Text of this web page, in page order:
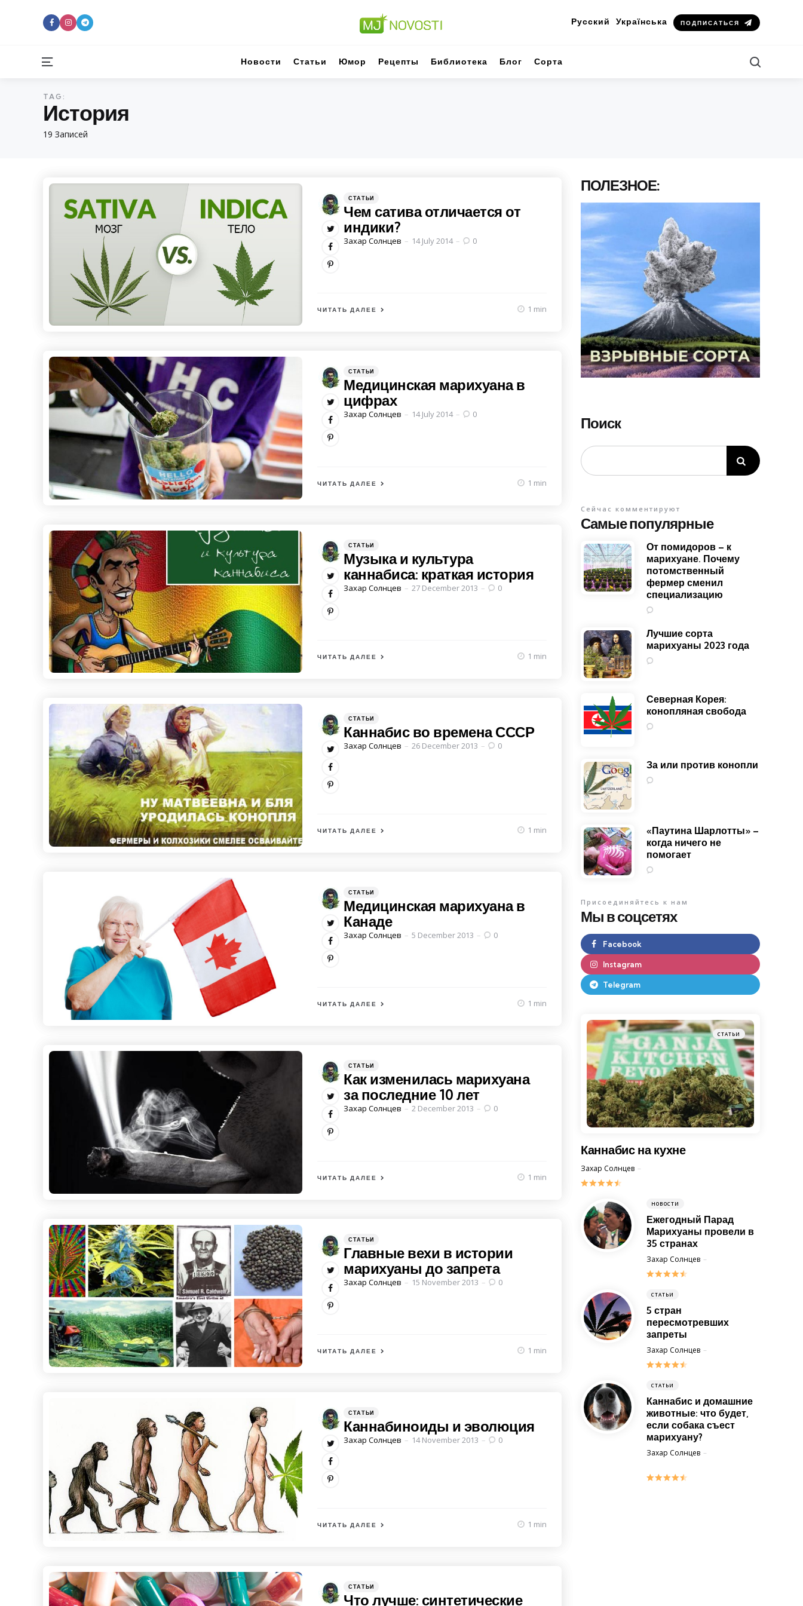
Русский Українська ПОДПИСАТЬСЯ
Menu Новости Статьи Юмор Рецепты Библиотека Блог Сорта
19 Записей
TAG:
История
Категории
Posted
СТАТЬИ
Чем сатива отличается от
индики?
Posted
Захар Солнцев 14 July 2014 0
ЧИТАТЬ ДАЛЕЕ 1 min
Категории
Posted
СТАТЬИ
Медицинская марихуана в
цифрах
Posted
Захар Солнцев 14 July 2014 0
ЧИТАТЬ ДАЛЕЕ 1 min
Категории
Posted
СТАТЬИ
Музыка и культура
каннабиса: краткая история
Posted
Захар Солнцев 27 December 2013 0
ЧИТАТЬ ДАЛЕЕ 1 min
Категории
Posted
СТАТЬИ
Каннабис во времена СССР
Posted
Захар Солнцев 26 December 2013 0
ЧИТАТЬ ДАЛЕЕ 1 min
Категории
Posted
СТАТЬИ
Медицинская марихуана в
Канаде
Posted
Захар Солнцев 5 December 2013 0
ЧИТАТЬ ДАЛЕЕ 1 min
Категории
Posted
СТАТЬИ
Как изменилась марихуана
за последние 10 лет
Posted
Захар Солнцев 2 December 2013 0
ЧИТАТЬ ДАЛЕЕ 1 min
Категории
Posted
СТАТЬИ
Главные вехи в истории
марихуаны до запрета
Posted
Захар Солнцев 15 November 2013 0
ЧИТАТЬ ДАЛЕЕ 1 min
Категории
Posted
СТАТЬИ
Каннабиноиды и эволюция
Posted
Захар Солнцев 14 November 2013 0
ЧИТАТЬ ДАЛЕЕ 1 min
Категории
Posted
СТАТЬИ
Что лучше: синтетические
ПОЛЕЗНОЕ:
Поиск
Самые популярные
Сейчас комментируют
От помидоров – к
марихуане. Почему
потомственный
фермер сменил
специализацию
Лучшие сорта
марихуаны 2023 года
Северная Корея:
конопляная свобода
За или против конопли
«Паутина Шарлотты» –
когда ничего не
помогает
Мы в соцсетях
Присоединяйтесь к нам
Facebook
Instagram
Telegram
СТАТЬИ
Каннабис на кухне
Posted
Захар Солнцев
НОВОСТИ
Ежегодный Парад
Марихуаны провели в
35 странах
Posted
Захар Солнцев
СТАТЬИ
5 стран
пересмотревших
запреты
Posted
Захар Солнцев
СТАТЬИ
Каннабис и домашние
животные: что будет,
если собака съест
марихуану?
Posted
Захар Солнцев